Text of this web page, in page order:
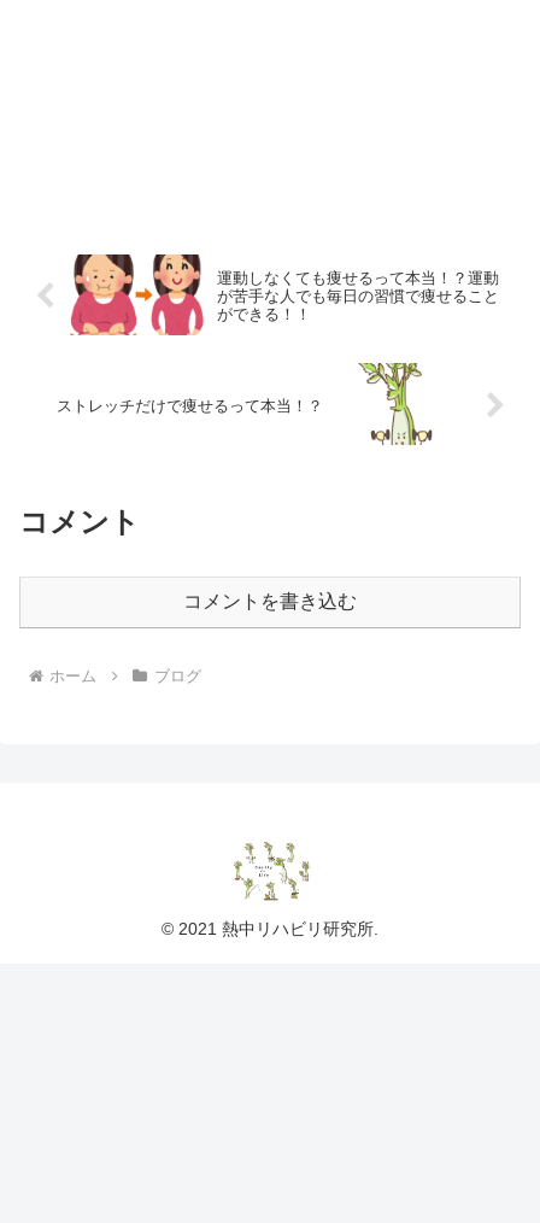
運動しなくても痩せるって本当！？運動
が苦手な人でも毎日の習慣で痩せること
ができる！！
ストレッチだけで痩せるって本当！？
コメント
コメントを書き込む
ホーム ブログ
© 2021 熱中リハビリ研究所.